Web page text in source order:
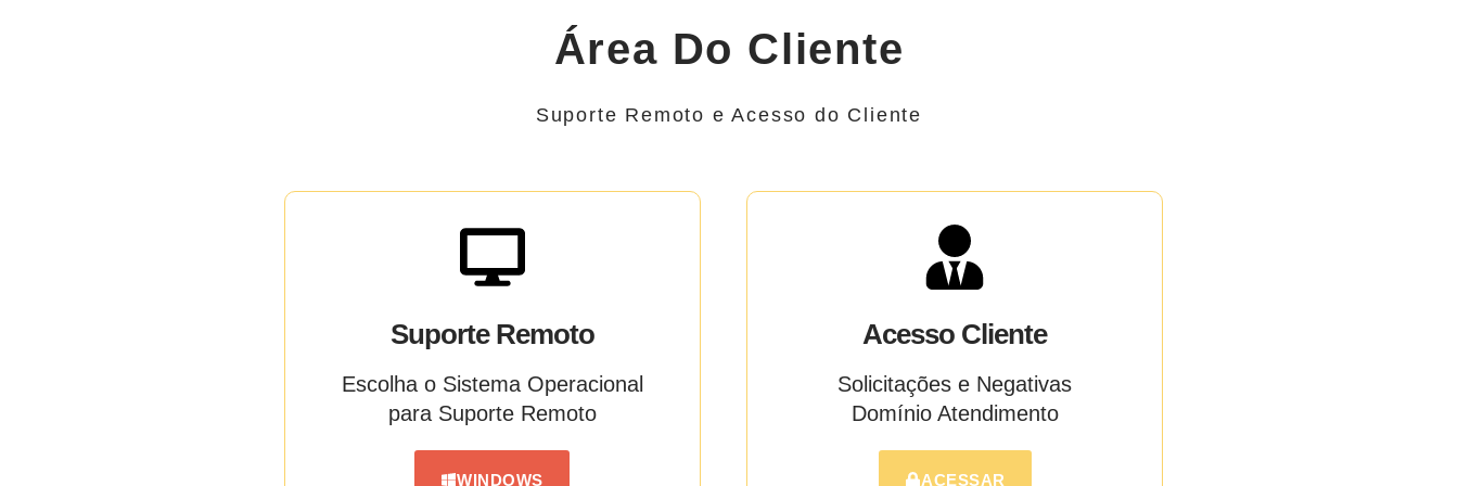
Área Do Cliente
Suporte Remoto e Acesso do Cliente
Suporte Remoto
Escolha o Sistema Operacional
para Suporte Remoto
WINDOWS
Acesso Cliente
Solicitações e Negativas
Domínio Atendimento
ACESSAR